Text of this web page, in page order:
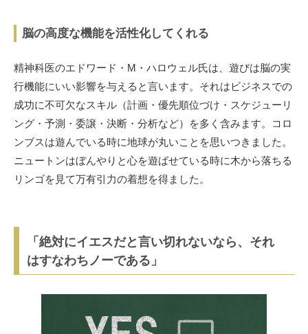
脳の高度な機能を活性化してくれる
精神科医のエドワード・M・ハロウェル氏は、遊びは脳の実
行機能にいい影響を与えると言います。それはビジネスでの
成功に不可欠なスキル（計画・優先順位づけ・スケジューリ
ング・予測・委譲・決断・分析など）を多く含みます。コロ
ンブスは遊んでいる時に地球が丸いことを思いつきました。
ニュートンはぼんやりと心を遊ばせている時に木から落ちる
リンゴを見て万有引力の着想を得ました。
「絶対にイエスだと言い切れないなら、それ
はすなわちノーである」